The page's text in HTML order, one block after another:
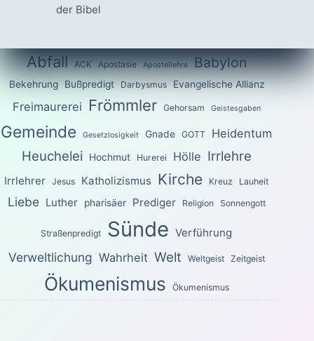
der Bibel
Abfall ACK Apostasie Apostellehre Babylon
Bekehrung Bußpredigt Darbysmus Evangelische Allianz
Freimaurerei Frömmler Gehorsam Geistesgaben
Gemeinde Gesetzlosigkeit Gnade GOTT Heidentum
Heuchelei Hochmut Hurerei Hölle Irrlehre
Irrlehrer Jesus Katholizismus Kirche Kreuz Lauheit
Liebe Luther pharisäer Prediger Religion Sonnengott
Straßenpredigt Sünde Verführung
Verweltlichung Wahrheit Welt Weltgeist Zeitgeist
Ökumenismus Ökumenismus